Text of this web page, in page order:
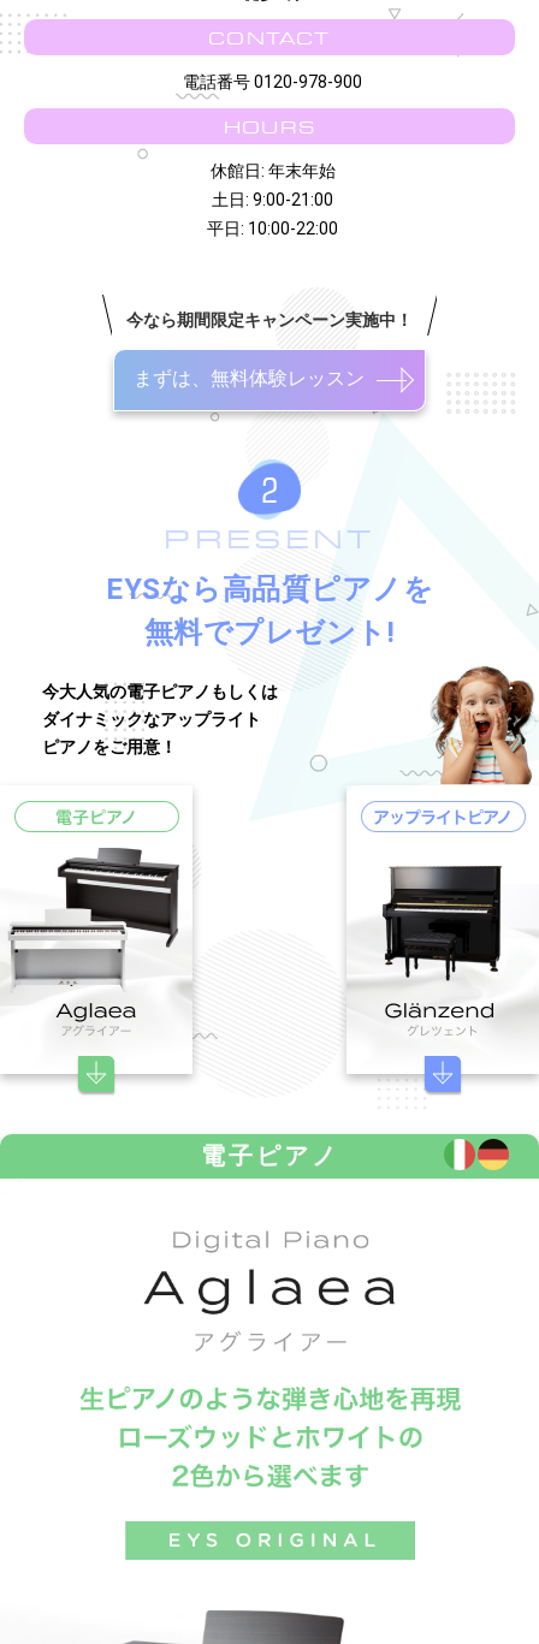
CONTACT
電話番号 0120-978-900
HOURS
休館日: 年末年始
土日: 9:00-21:00
平日: 10:00-22:00
今なら期間限定キャンペーン実施中！
まずは、無料体験レッスン
PRESENT
EYSなら高品質ピアノを
無料でプレゼント!
今大人気の電子ピアノもしくは
ダイナミックなアップライト
ピアノをご用意！
電子ピアノ